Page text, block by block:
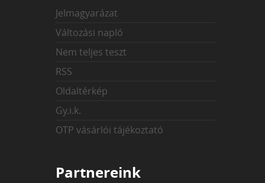
Jelmagyarázat
Változási napló
Nem teljes teszt
RSS
Oldaltérkép
Gy.i.k.
OTP vásárlói tájékoztató
Partnereink